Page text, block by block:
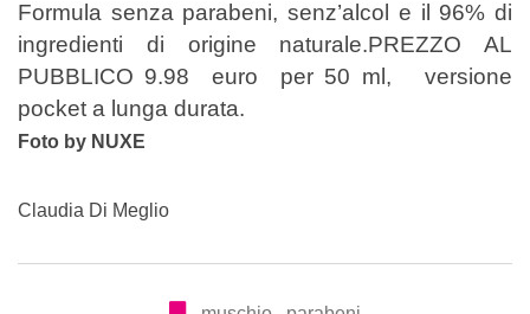
Formula senza parabeni, senz’alcol e il 96% di
ingredienti di origine naturale.PREZZO AL
PUBBLICO 9.98 euro per 50 ml, versione
pocket a lunga durata.
Foto by NUXE
Claudia Di Meglio